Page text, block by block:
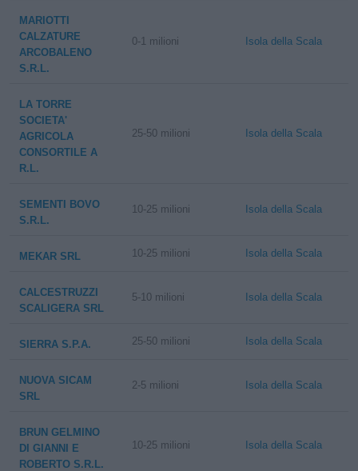
MARIOTTI
CALZATURE
ARCOBALENO
S.R.L.
0-1 milioni Isola della Scala
LA TORRE
SOCIETA'
AGRICOLA
CONSORTILE A
R.L.
25-50 milioni Isola della Scala
SEMENTI BOVO
S.R.L.
10-25 milioni Isola della Scala
MEKAR SRL 10-25 milioni Isola della Scala
CALCESTRUZZI
SCALIGERA SRL
5-10 milioni Isola della Scala
SIERRA S.P.A. 25-50 milioni Isola della Scala
NUOVA SICAM
SRL
2-5 milioni Isola della Scala
BRUN GELMINO
DI GIANNI E
ROBERTO S.R.L.
10-25 milioni Isola della Scala